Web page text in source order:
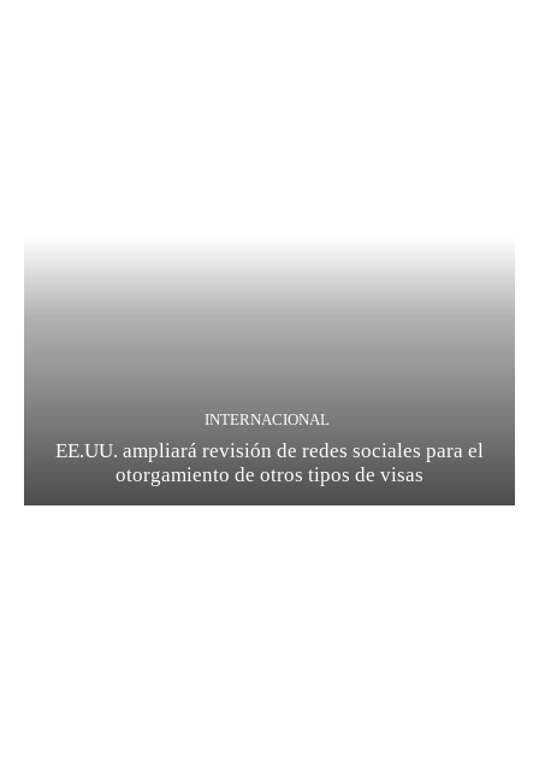
INTERNACIONAL
EE.UU. ampliará revisión de redes sociales para el
otorgamiento de otros tipos de visas